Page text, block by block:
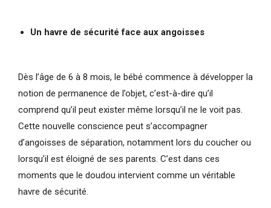
Un havre de sécurité face aux angoisses
Dès l’âge de 6 à 8 mois, le bébé commence à développer la
notion de permanence de l’objet, c’est-à-dire qu’il
comprend qu’il peut exister même lorsqu’il ne le voit pas.
Cette nouvelle conscience peut s’accompagner
d’angoisses de séparation, notamment lors du coucher ou
lorsqu’il est éloigné de ses parents. C’est dans ces
moments que le doudou intervient comme un véritable
havre de sécurité.